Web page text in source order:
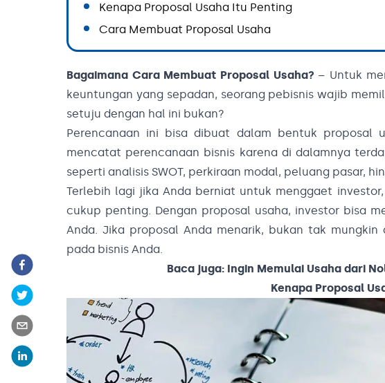
Kenapa Proposal Usaha Itu Penting
Cara Membuat Proposal Usaha
Bagaimana Cara Membuat Proposal Usaha? – Untuk
keuntungan yang sepadan, seorang pebisnis wajib
setuju dengan hal ini bukan?
Perencanaan ini bisa dibuat dalam bentuk proposal
mencatat perencanaan bisnis karena di dalamnya
seperti analisis SWOT, perkiraan modal, peluang pasar,
Terlebih lagi jika Anda berniat untuk menggaet
cukup penting. Dengan proposal usaha, investor bisa
Anda. Jika proposal Anda menarik, bukan tak
pada bisnis Anda.
Baca juga: Ingin Memulai Usaha dari
Kenapa Proposal